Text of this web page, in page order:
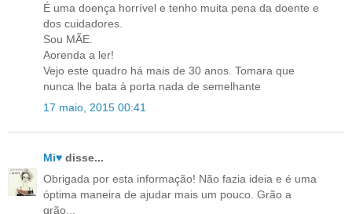
É uma doença horrível e tenho muita pena da doente e
dos cuidadores.
Sou MÃE.
Aorenda a ler!
Vejo este quadro há mais de 30 anos. Tomara que
nunca lhe bata à porta nada de semelhante
17 maio, 2015 00:41
Mi♥ disse...
Obrigada por esta informação! Não fazia ideia e é uma
óptima maneira de ajudar mais um pouco. Grão a
grão...